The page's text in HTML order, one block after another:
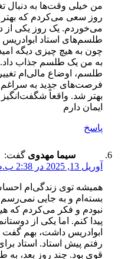
من خیلی وقت‌ها به دنبال
روز سعی می‌کردم که
می‌خوردم. یک روز یکی از
طلسم‌های استاد
چون به هیچ چیزی دیگه
به من یک طلسم جذاب داد.
طلسم، اوضاع مالی‌ام
فرصت‌های جدید به
بهتر شد. واقعاً
ایمان دارم
پاسخ
سیما مهدوی گفت:
آوریل 13, 2025 در 2:38 ب.ظ
همیشه توی زندگی‌ام
بسته‌ام و به جایی
نبودم و فکر می‌کردم که
پیدا کنم. اما یکی از
ابوادریس داشت، بهم
رفتم پیش استاد. استاد
قوی بود. چند روز بعد،